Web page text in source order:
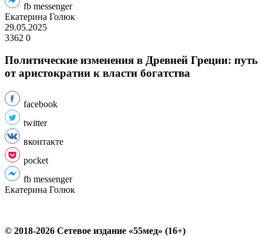
fb messenger
Екатерина Голюк
29.05.2025
3362 0
Политические изменения в Древней Греции: путь
от аристократии к власти богатства
facebook
twitter
вконтакте
pocket
fb messenger
Екатерина Голюк
© 2018-2026 Сетевое издание «55мед» (16+)